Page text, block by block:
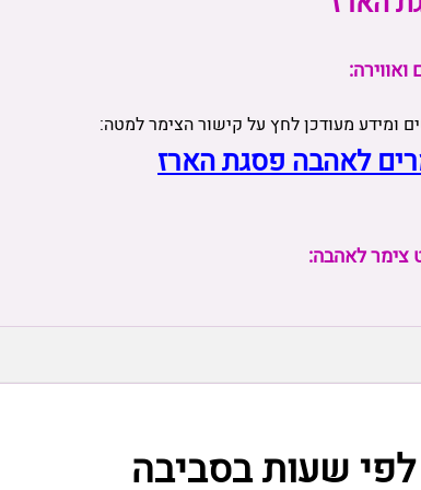
ואווירה:
ומידע מעודכן לחץ על קישור הצימר למטה:
לאהבה פסגת הארז
צימר לאהבה:
שעות בסביבה